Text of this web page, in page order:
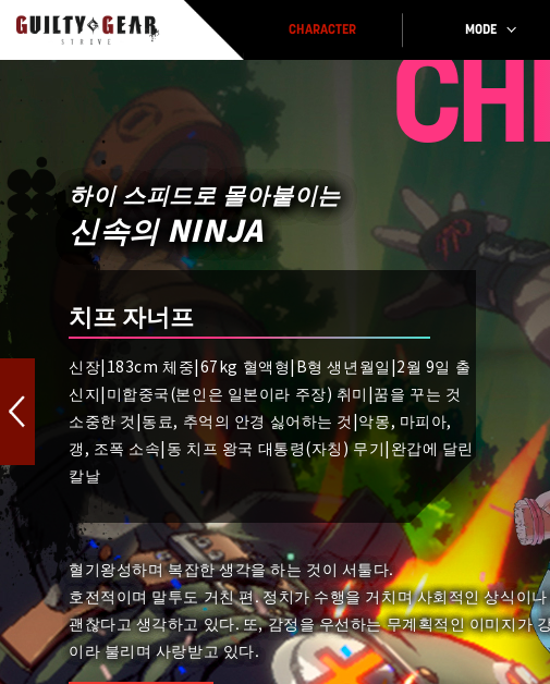
CHARACTER MODE
하이 스피드로 몰아붙이는
신속의 NINJA
치프 자너프
신장|183cm 체중|67kg 혈액형|B형 생년월일|2월 9일 출
신지|미합중국(본인은 일본이라 주장) 취미|꿈을 꾸는 것
소중한 것|동료, 추억의 안경 싫어하는 것|악몽, 마피아,
갱, 조폭 소속|동 치프 왕국 대통령(자칭) 무기|완갑에 달린
칼날
혈기왕성하며 복잡한 생각을 하는 것이 서툴다.
호전적이며 말투도 거친 편. 정치가 수행을 거치며 사회적인 상식이
괜찮다고 생각하고 있다. 또, 감정을 우선하는 무계획적인 이미지가
이라 불리며 사랑받고 있다.